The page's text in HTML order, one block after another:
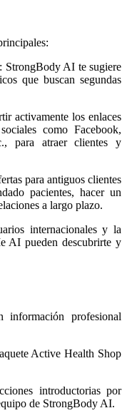
StrongBody AI te sugiere
que buscan segundas
activamente los enlaces
como Facebook,
para atraer clientes y
para antiguos clientes
pacientes, hacer un
a largo plazo.
internacionales y la
AI pueden descubrirte y
información profesional
Active Health Shop
introductorias por
de StrongBody AI.